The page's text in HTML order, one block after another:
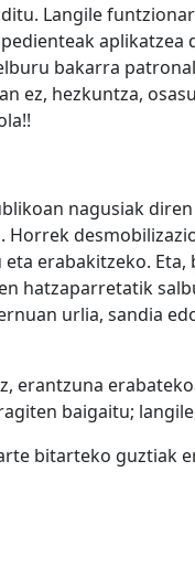
Langile
bakarra
ez, hezkuntza,
nagusiak
erabakitzeko. Eta,
hatzaparretatik
urlia, sandia
baigaitu;
bitarteko guztiak